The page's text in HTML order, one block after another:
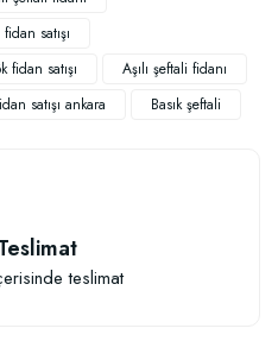
fidan satışı
fidan satışı
Aşılı şeftali fidanı
satışı ankara Basık şeftali
teslimat